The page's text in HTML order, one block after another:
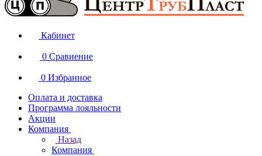
Кабинет
0 Сравнение
0 Избранное
Оплата и доставка
Программа лояльности
Акции
Компания
Назад
Компания